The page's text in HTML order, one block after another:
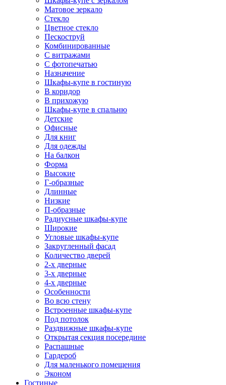
Матовое зеркало
Стекло
Цветное стекло
Пескоструй
Комбинированные
С витражами
С фотопечатью
Назначение
Шкафы-купе в гостиную
В коридор
В прихожую
Шкафы-купе в спальню
Детские
Офисные
Для книг
Для одежды
На балкон
Форма
Высокие
Г-образные
Длинные
Низкие
П-образные
Радиусные шкафы-купе
Широкие
Угловые шкафы-купе
Закругленный фасад
Количество дверей
2-х дверные
3-х дверные
4-х дверные
Особенности
Во всю стену
Встроенные шкафы-купе
Под потолок
Раздвижные шкафы-купе
Открытая секция посередине
Распашные
Гардероб
Для маленького помещения
Эконом
Гостиные